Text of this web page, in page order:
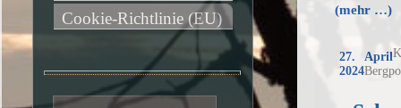
(mehr …)
27. April
2024
Cookie-Richtlinie (EU)
Suchen